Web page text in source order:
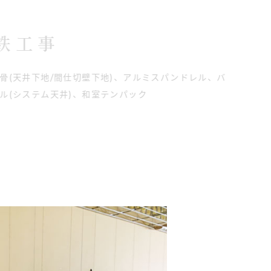
工事
(天井下地/間仕切壁下地)、アルミスパンドレル、バ
(システム天井)、和室テンパック